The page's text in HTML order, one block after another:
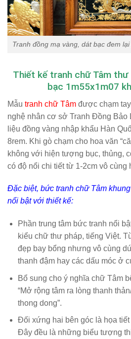
Tranh đồng mạ vàng, dát bạc đem
Thiết kế tranh chữ Tâm thư
bạc 1m55x1m07
Mẫu tranh chữ Tâm được chạm
nghệ nhân cơ sở Tranh Đồng Bảo
liệu đồng vàng nhập khẩu Hàn
8rem. Khi gò chạm cho hoa văn
không với hiện tượng bục, thủng,
có độ nổi chi tiết từ 1-2cm vô cùng
Đặc biệt, bức tranh chữ Tâm
nổi bật với thiết kế:
Phần trung tâm bức tranh nổi
kiểu chữ thư pháp, tiếng Việt.
đẹp bay bổng nhưng vô cùng
thanh đậm hay các dấu móc ở
Bổ sung cho ý nghĩa chữ Tâm
“Mở rộng tâm ra lòng thanh
thong dong”.
Đối xứng hai bên góc là họa tiết
Đây đều là những biểu tượng